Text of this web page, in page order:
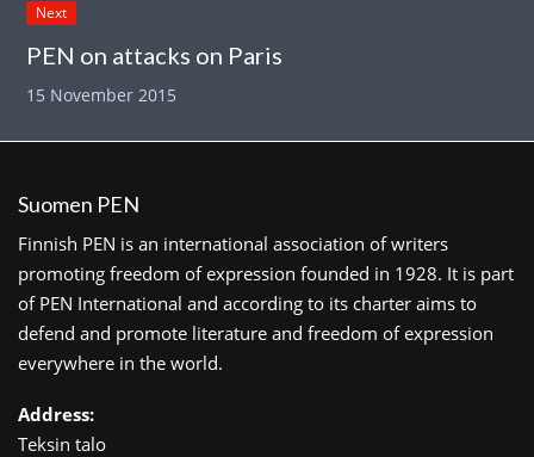
Next
PEN on attacks on Paris
15 November 2015
Suomen PEN
Finnish PEN is an international association of writers
promoting freedom of expression founded in 1928. It is part
of PEN International and according to its charter aims to
defend and promote literature and freedom of expression
everywhere in the world.
Address:
Teksin talo